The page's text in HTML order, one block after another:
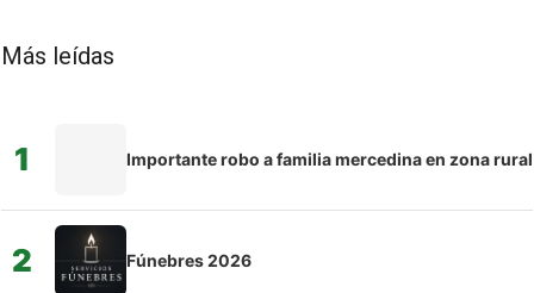
Más leídas
1 Importante robo a familia mercedina en zona rural
2 Fúnebres 2026